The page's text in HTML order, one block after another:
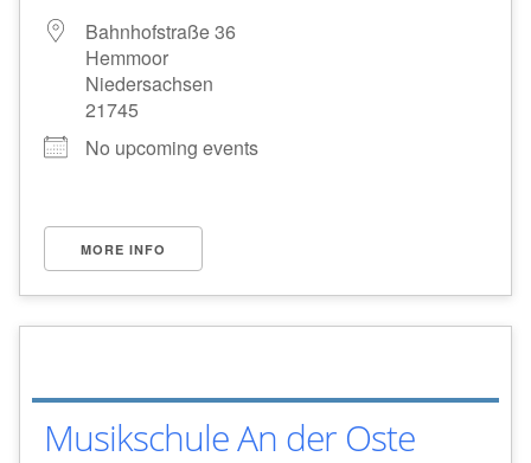
Bahnhofstraße 36
Hemmoor
Niedersachsen
21745
No upcoming events
MORE INFO
Musikschule An der Oste